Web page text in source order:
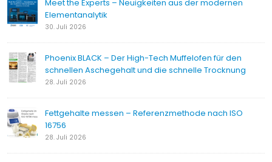
Meet the Experts – Neuigkeiten aus der modernen
Elementanalytik
30. Juli 2026
Phoenix BLACK – Der High-Tech Muffelofen für den
schnellen Aschegehalt und die schnelle Trocknung
28. Juli 2026
Fettgehalte messen – Referenzmethode nach ISO
16756
28. Juli 2026